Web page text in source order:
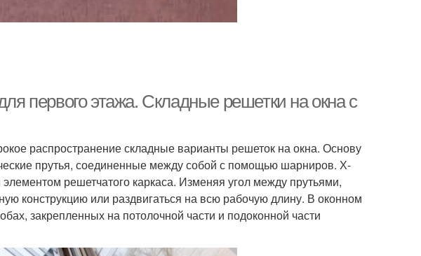
первого этажа. Складные решетки на окна с
распространение складные варианты решеток на окна. Основу
прутья, соединенные между собой с помощью шарниров. Х-
решетчатого каркаса. Изменяя угол между прутьями,
конструкцию или раздвигаться на всю рабочую длину. В оконном
закрепленных на потолочной части и подоконной части